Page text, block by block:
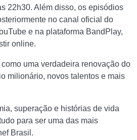
22h30. Além disso, os episódios
no canal oficial do
e na plataforma BandPlay,
online.
uma verdadeira renovação do
milionário, novos talentos e mais
superação e histórias de vida
para ser uma das mais
Brasil.